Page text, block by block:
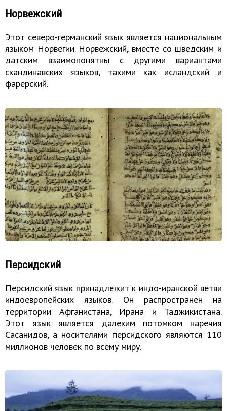
Норвежский
Этот северо-германский язык является национальным
языком Норвегии. Норвежский, вместе со шведским и
датским взаимопонятны с другими вариантами
скандинавских языков, такими как исландский и
фарерский.
Персидский
Персидский язык принадлежит к индо-иранской ветви
индоевропейских языков. Он распространен на
территории Афганистана, Ирана и Таджикистана.
Этот язык является далеким потомком наречия
Сасанидов, а носителями персидского являются 110
миллионов человек по всему миру.